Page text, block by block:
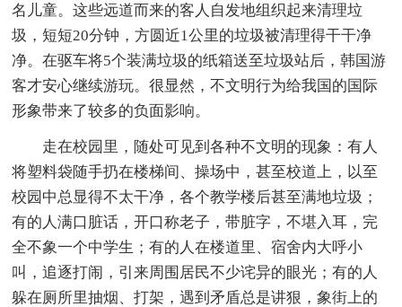
名儿童。这些远道而来的客人自发地组织起来清理垃
圾，短短20分钟，方圆近1公里的垃圾被清理得干干净
净。在驱车将5个装满垃圾的纸箱送至垃圾站后，韩国游
客才安心继续游玩。很显然，不文明行为给我国的国际
形象带来了较多的负面影响。
走在校园里，随处可见到各种不文明的现象：有人
将塑料袋随手扔在楼梯间、操场中，甚至校道上，以至
校园中总显得不太干净，各个教学楼后甚至满地垃圾；
有的人满口脏话，开口称老子，带脏字，不堪入耳，完
全不象一个中学生；有的人在楼道里、宿舍内大呼小
叫，追逐打闹，引来周围居民不少诧异的眼光；有的人
躲在厕所里抽烟、打架，遇到矛盾总是讲狠，象街上的